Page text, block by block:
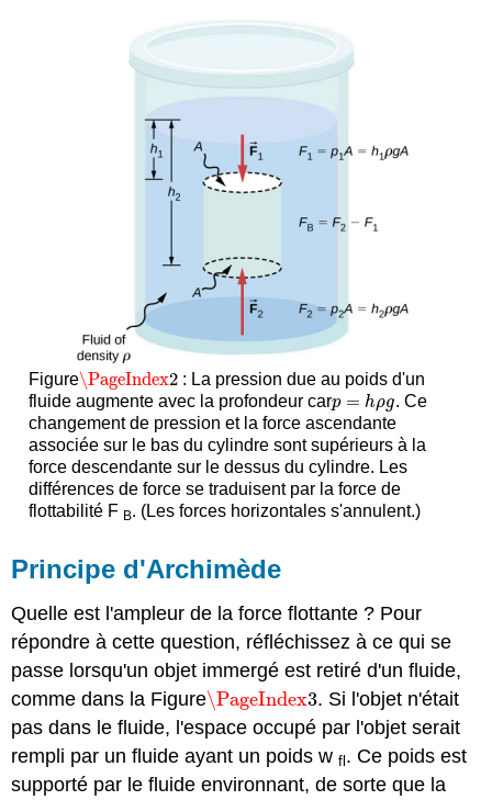
Figure\PageIndex2
\PageIndex2 : La pression due au poids d'un
fluide augmente avec la profondeur carp = hρg
p=h ρg
. Ce
changement de pression et la force ascendante
associée sur le bas du cylindre sont supérieurs à la
force descendante sur le dessus du cylindre. Les
différences de force se traduisent par la force de
flottabilité F B. (Les forces horizontales s'annulent.)
Principe d'Archimède
Quelle est l'ampleur de la force flottante ? Pour
répondre à cette question, réfléchissez à ce qui se
passe lorsqu'un objet immergé est retiré d'un fluide,
comme dans la Figure\PageIndex3
\PageIndex3. Si l'objet n'était
pas dans le fluide, l'espace occupé par l'objet serait
rempli par un fluide ayant un poids wfl . Ce poids est
supporté par le fluide environnant, de sorte que la